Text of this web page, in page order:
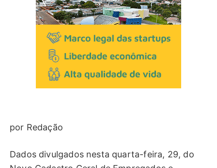
por Redação
Dados divulgados nesta quarta-feira, 29, do